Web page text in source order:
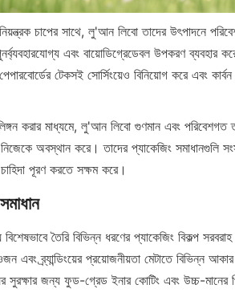
চাপের সাথে, লু'আন লিবো তাদের উৎপাদনে
এবং বায়োডিগ্রেডেবল উপকরণ ব্যবহার
টেকসই সোর্সিংয়েও বিনিয়োগ করে এবং
করার মাধ্যমে, লু'আন লিবো গুণমান এবং পরিবেশগত
অবস্থান করে। তাদের প্যাকেজিং সমাধানগুলি
পূরণ করতে সক্ষম করে।
তৈরি বিভিন্ন ধরণের প্যাকেজিং বিকল্প
এবং ব্র্যান্ডিংয়ের প্রয়োজনীয়তা মেটাতে বিভিন্ন
সুরক্ষার জন্য ফুড-গ্রেড ইনার কোটিং এবং উচ্চ-মানের